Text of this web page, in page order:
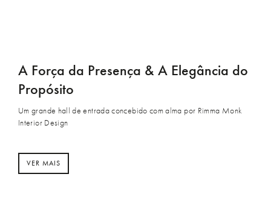
A Força da Presença & A Elegância do
Propósito
Um grande hall de entrada concebido com alma por Rimma Monk
Interior Design
VER MAIS